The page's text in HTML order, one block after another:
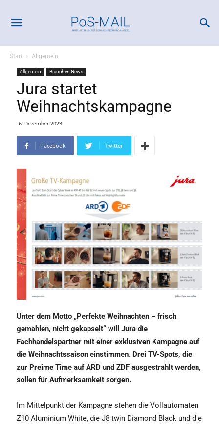
Start Allgemein
Allgemein Branchen News
Jura startet
Weihnachtskampagne
6. Dezember 2023
Facebook Twitter
Unter dem Motto „Perfekte Weihnachten – frisch
gemahlen, nicht gekapselt“ will Jura die
Fachhandelspartner mit einer exklusiven Kampagne auf
die Weihnachtssaison einstimmen. Drei TV-Spots, die
zur Preime Time auf ARD und ZDF ausgestrahlt werden,
sollen für Aufmerksamkeit sorgen.
Im Mittelpunkt der Kampagne stehen die Vollautomaten
Z10 Aluminium White, die J8 twin Diamond Black und die